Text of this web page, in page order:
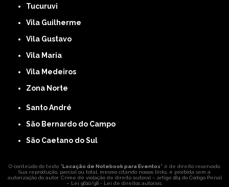
Tucuruvi
Vila Guilherme
Vila Gustavo
Vila Maria
Vila Medeiros
Zona Norte
Santo André
São Bernardo do Campo
São Caetano do Sul
O conteúdo do texto "Locação de Notebook para Eventos" é de direito reservado.
Sua reprodução, parcial ou total, mesmo citando nossos links, é proibida sem a
autorização do autor. Crime de violação de direito autoral – artigo 184 do Código Penal
– Lei 9610/98 - Lei de direitos autorais